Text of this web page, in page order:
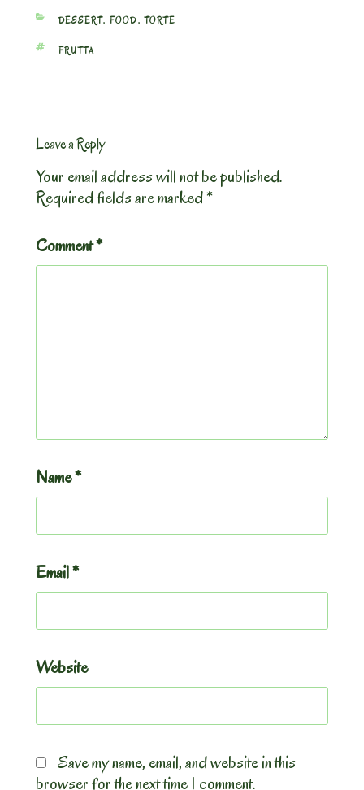
CATEGORIES
DESSERT, FOOD,TORTE
TAGS
FRUTTA
Leave a Reply
Your email address will not be published.
Required fields are marked*
Comment*
Name*
Email*
Website
Save my name, email, and website in this
browser for the next time I comment.